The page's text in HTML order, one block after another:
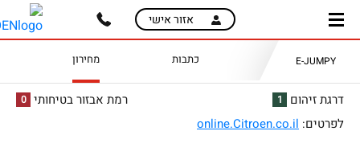
skip
content
skip
menu
אזור אישי
E-JUMPY כתבות מחירון
דרגת זיהום 1 רמת אבזור בטיחותי 0
לפרטים: online.Citroen.co.il